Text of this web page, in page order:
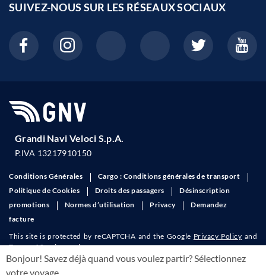
Bonjour! Savez déjà quand vous voulez partir? Sélectionnez
votre voyage
SUIVEZ-NOUS SUR LES RÉSEAUX SOCIAUX
Grandi Navi Veloci S.p.A.
P.IVA 13217910150
Conditions Générales
Cargo : Conditions générales de transport
Politique de Cookies
Droits des passagers
Désinscription
promotions
Normes d’utilisation Privacy
Demandez
facture
This site is protected by reCAPTCHA and the Google Privacy Policy and
Terms of Serviceapply.